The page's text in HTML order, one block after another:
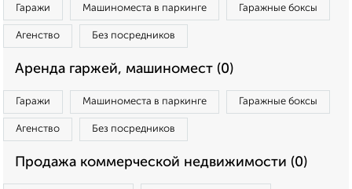
Гаражи Машиноместа в паркинге Гаражные боксы
Агенство Без посредников
Аренда гаржей, машиномест (0)
Гаражи Машиноместа в паркинге Гаражные боксы
Агенство Без посредников
Продажа коммерческой недвижимости (0)